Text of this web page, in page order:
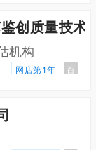
创质量技术
机构
网店第1年 百